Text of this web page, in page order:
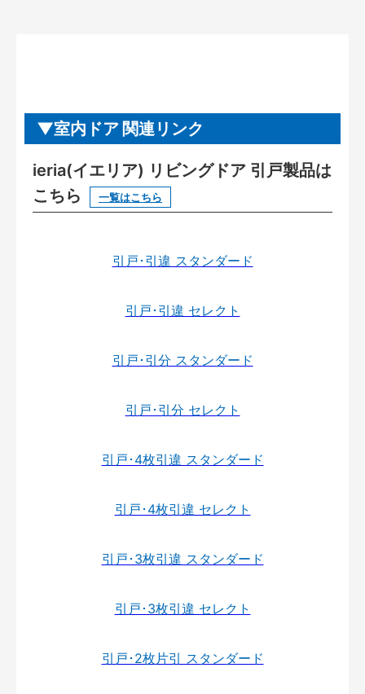
室内ドア 関連リンク
ieria(イエリア) リビングドア 引戸製品は
こちら
一覧はこちら
引戸･引違 スタンダード
引戸･引違 セレクト
引戸･引分 スタンダード
引戸･引分 セレクト
引戸･4枚引違 スタンダード
引戸･4枚引違 セレクト
引戸･3枚引違 スタンダード
引戸･3枚引違 セレクト
引戸･2枚片引 スタンダード